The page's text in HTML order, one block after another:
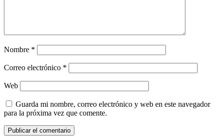
Nombre *
Correo electrónico *
Web
Guarda mi nombre, correo electrónico y web en este navegador
para la próxima vez que comente.